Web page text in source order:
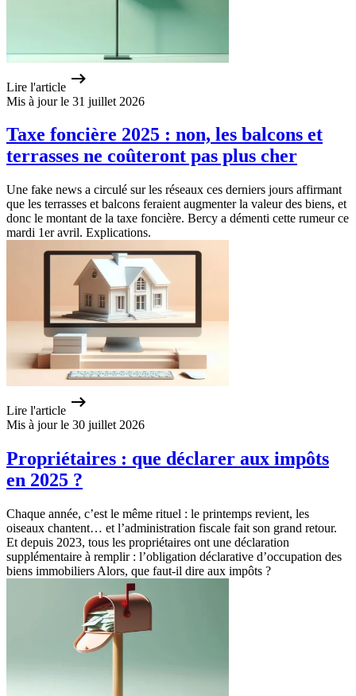
Lire l'article
Mis à jour le 31 juillet 2026
Taxe foncière 2025 : non, les balcons et
terrasses ne coûteront pas plus cher
Une fake news a circulé sur les réseaux ces derniers jours affirmant
que les terrasses et balcons feraient augmenter la valeur des biens, et
donc le montant de la taxe foncière. Bercy a démenti cette rumeur ce
mardi 1er avril. Explications.
Lire l'article
Mis à jour le 30 juillet 2026
Propriétaires : que déclarer aux impôts
en 2025 ?
Chaque année, c’est le même rituel : le printemps revient, les
oiseaux chantent… et l’administration fiscale fait son grand retour.
Et depuis 2023, tous les propriétaires ont une déclaration
supplémentaire à remplir : l’obligation déclarative d’occupation des
biens immobiliers Alors, que faut-il dire aux impôts ?